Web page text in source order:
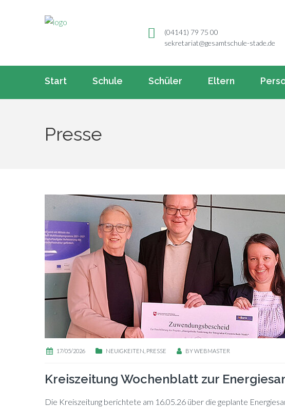
(04141) 79 75 00
sekretariat@gesamtschule-stade.de
Start Schule Schüler Eltern
Presse
17/05/2026 NEUIGKEITEN PRESSE BYWEBMASTER
Kreiszeitung Wochenblatt zur
Die Kreis­zei­tung be­rich­te­te am 16.05.26 über die ge­plan­te